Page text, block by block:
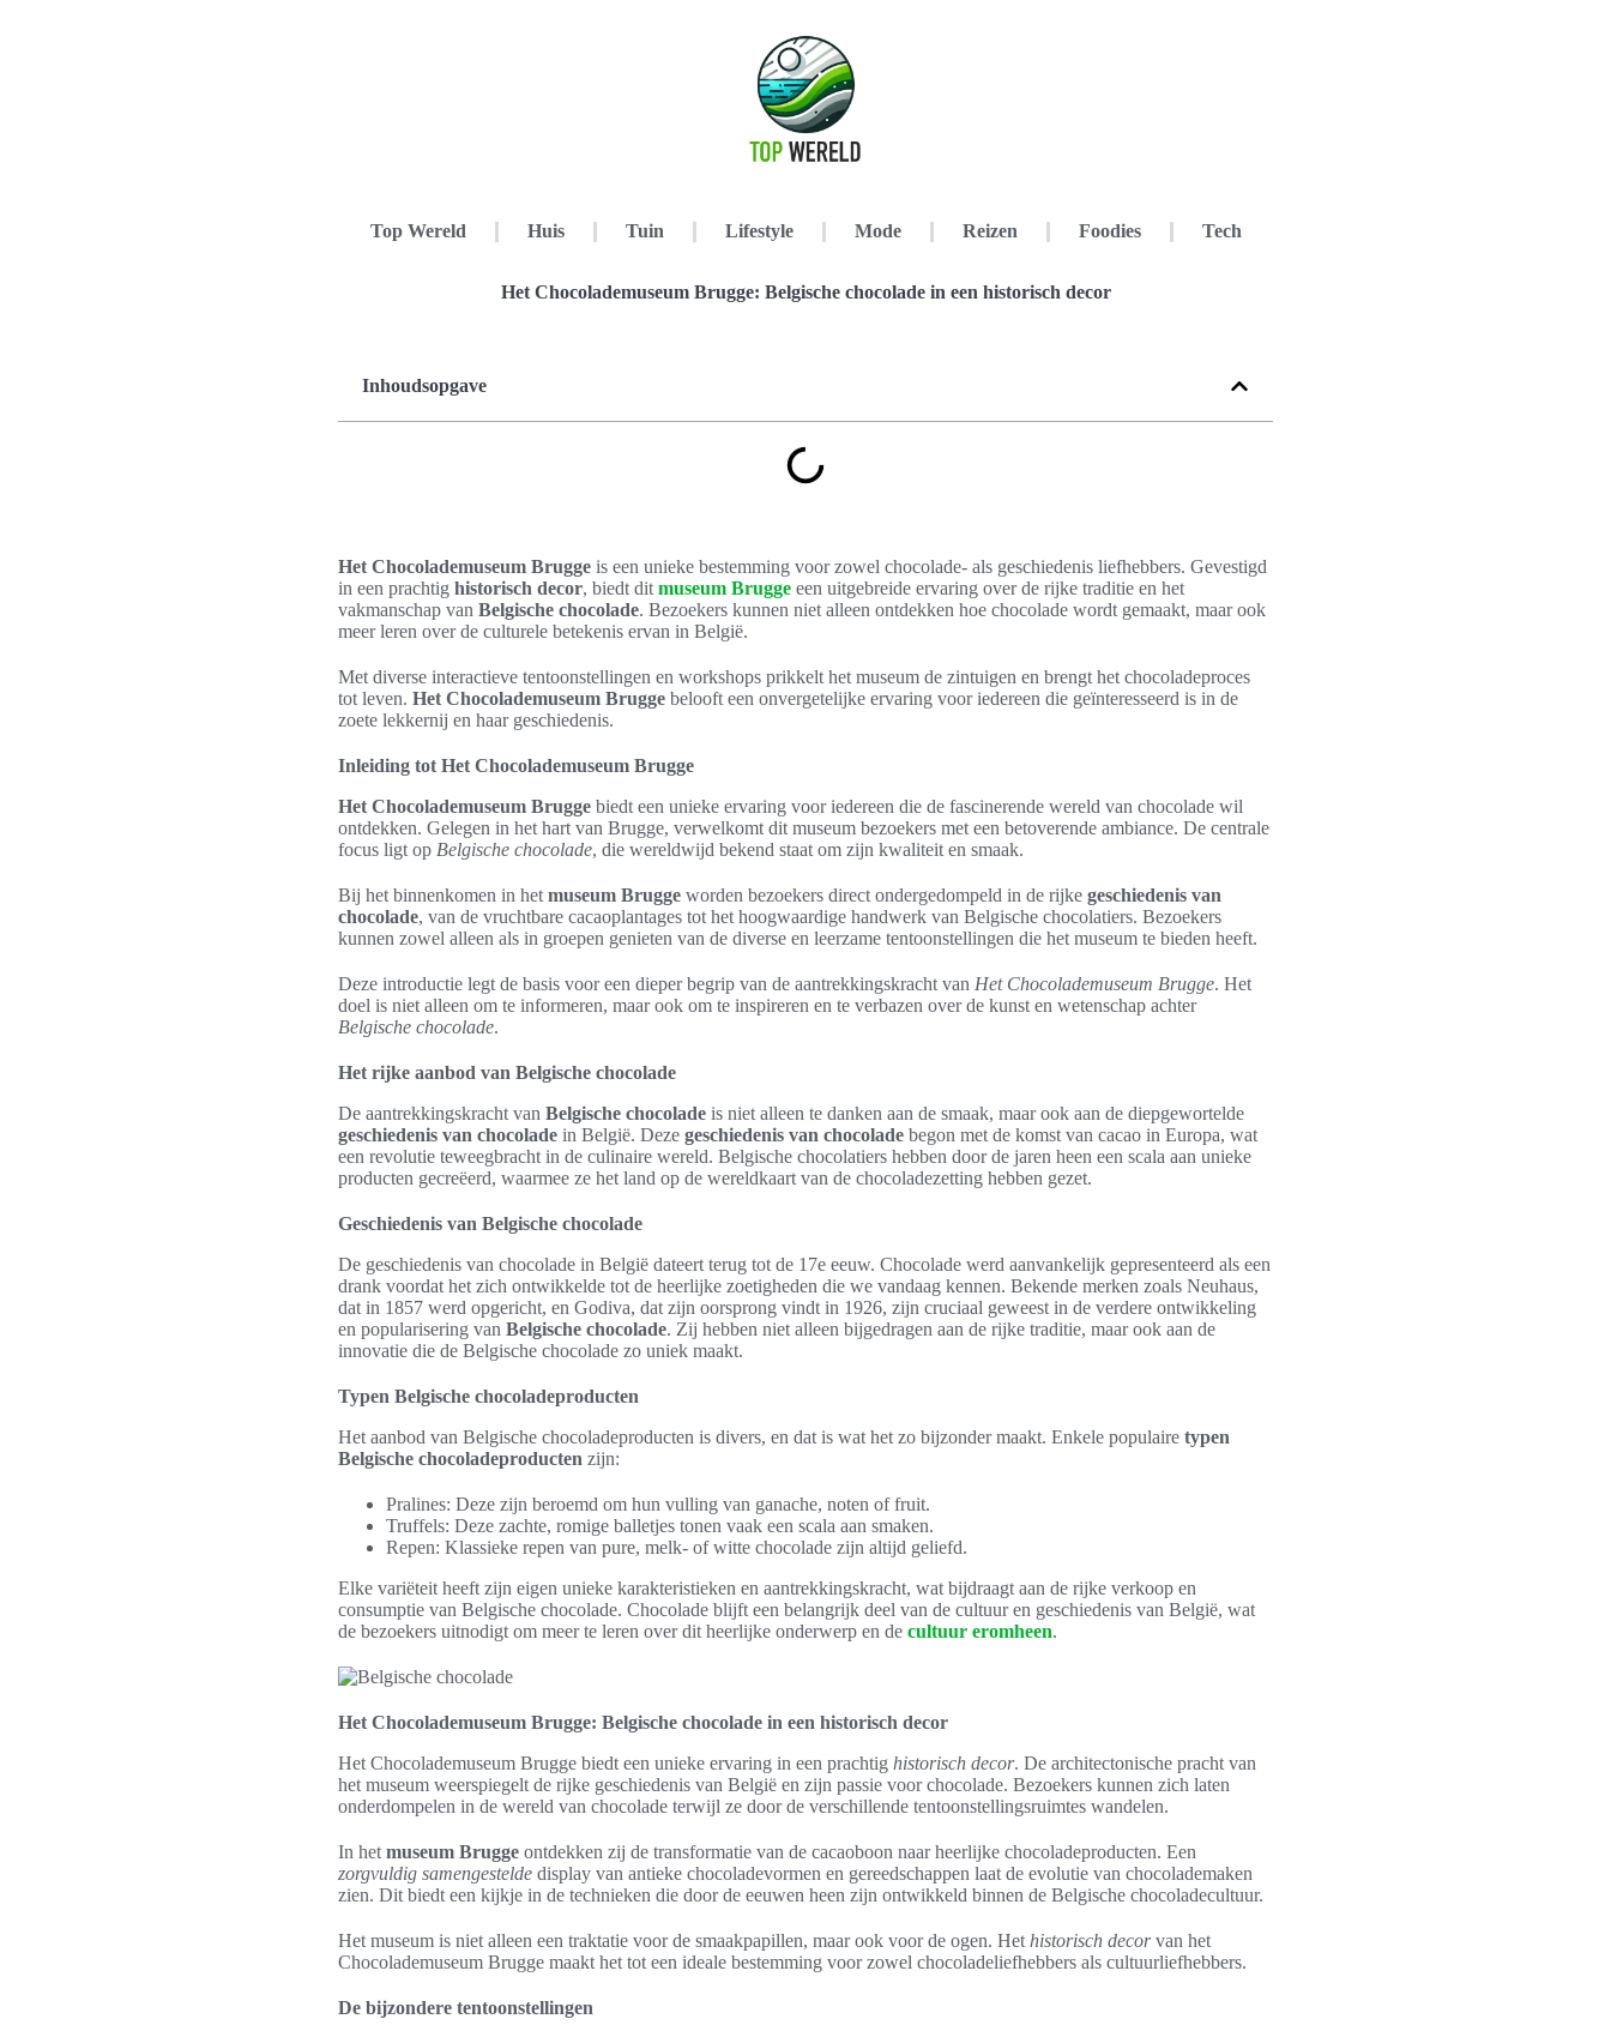
Top Wereld Huis Tuin Lifestyle Mode Reizen Foodies Tech
Het Chocolademuseum Brugge: Belgische chocolade in een historisch decor
Inhoudsopgave
Het Chocolademuseum Brugge is een unieke bestemming voor zowel chocolade- als geschiedenis liefhebbers. Gevestigd
in een prachtig historisch decor, biedt dit museum Brugge een uitgebreide ervaring over de rijke traditie en het
vakmanschap van Belgische chocolade. Bezoekers kunnen niet alleen ontdekken hoe chocolade wordt gemaakt, maar ook
meer leren over de culturele betekenis ervan in België.
Met diverse interactieve tentoonstellingen en workshops prikkelt het museum de zintuigen en brengt het chocoladeproces
tot leven. Het Chocolademuseum Brugge belooft een onvergetelijke ervaring voor iedereen die geïnteresseerd is in de
zoete lekkernij en haar geschiedenis.
Inleiding tot Het Chocolademuseum Brugge
Het Chocolademuseum Brugge biedt een unieke ervaring voor iedereen die de fascinerende wereld van chocolade wil
ontdekken. Gelegen in het hart van Brugge, verwelkomt dit museum bezoekers met een betoverende ambiance. De centrale
focus ligt op Belgische chocolade, die wereldwijd bekend staat om zijn kwaliteit en smaak.
Bij het binnenkomen in het museum Brugge worden bezoekers direct ondergedompeld in de rijke geschiedenis van
chocolade, van de vruchtbare cacaoplantages tot het hoogwaardige handwerk van Belgische chocolatiers. Bezoekers
kunnen zowel alleen als in groepen genieten van de diverse en leerzame tentoonstellingen die het museum te bieden heeft.
Deze introductie legt de basis voor een dieper begrip van de aantrekkingskracht van Het Chocolademuseum Brugge. Het
doel is niet alleen om te informeren, maar ook om te inspireren en te verbazen over de kunst en wetenschap achter
Belgische chocolade.
Het rijke aanbod van Belgische chocolade
De aantrekkingskracht van Belgische chocolade is niet alleen te danken aan de smaak, maar ook aan de diepgewortelde
geschiedenis van chocolade in België. Deze geschiedenis van chocolade begon met de komst van cacao in Europa, wat
een revolutie teweegbracht in de culinaire wereld. Belgische chocolatiers hebben door de jaren heen een scala aan unieke
producten gecreëerd, waarmee ze het land op de wereldkaart van de chocoladezetting hebben gezet.
Geschiedenis van Belgische chocolade
De geschiedenis van chocolade in België dateert terug tot de 17e eeuw. Chocolade werd aanvankelijk gepresenteerd als een
drank voordat het zich ontwikkelde tot de heerlijke zoetigheden die we vandaag kennen. Bekende merken zoals Neuhaus,
dat in 1857 werd opgericht, en Godiva, dat zijn oorsprong vindt in 1926, zijn cruciaal geweest in de verdere ontwikkeling
en popularisering van Belgische chocolade. Zij hebben niet alleen bijgedragen aan de rijke traditie, maar ook aan de
innovatie die de Belgische chocolade zo uniek maakt.
Typen Belgische chocoladeproducten
Het aanbod van Belgische chocoladeproducten is divers, en dat is wat het zo bijzonder maakt. Enkele populaire typen
Belgische chocoladeproducten zijn:
Pralines: Deze zijn beroemd om hun vulling van ganache, noten of fruit.
Truffels: Deze zachte, romige balletjes tonen vaak een scala aan smaken.
Repen: Klassieke repen van pure, melk- of witte chocolade zijn altijd geliefd.
Elke variëteit heeft zijn eigen unieke karakteristieken en aantrekkingskracht, wat bijdraagt aan de rijke verkoop en
consumptie van Belgische chocolade. Chocolade blijft een belangrijk deel van de cultuur en geschiedenis van België, wat
de bezoekers uitnodigt om meer te leren over dit heerlijke onderwerp en de cultuur eromheen.
Het Chocolademuseum Brugge: Belgische chocolade in een historisch decor
Het Chocolademuseum Brugge biedt een unieke ervaring in een prachtig historisch decor. De architectonische pracht van
het museum weerspiegelt de rijke geschiedenis van België en zijn passie voor chocolade. Bezoekers kunnen zich laten
onderdompelen in de wereld van chocolade terwijl ze door de verschillende tentoonstellingsruimtes wandelen.
In het museum Brugge ontdekken zij de transformatie van de cacaoboon naar heerlijke chocoladeproducten. Een
zorgvuldig samengestelde display van antieke chocoladevormen en gereedschappen laat de evolutie van chocolademaken
zien. Dit biedt een kijkje in de technieken die door de eeuwen heen zijn ontwikkeld binnen de Belgische chocoladecultuur.
Het museum is niet alleen een traktatie voor de smaakpapillen, maar ook voor de ogen. Het historisch decorvan het
Chocolademuseum Brugge maakt het tot een ideale bestemming voor zowel chocoladeliefhebbers als cultuurliefhebbers.
De bijzondere tentoonstellingen